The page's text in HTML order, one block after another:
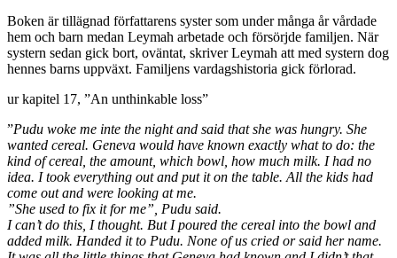
Boken är tillägnad författarens syster som under många år vårdade
hem och barn medan Leymah arbetade och försörjde familjen. När
systern sedan gick bort, oväntat, skriver Leymah att med systern dog
hennes barns uppväxt. Familjens vardagshistoria gick förlorad.
ur kapitel 17, ”An unthinkable loss”
”Pudu woke me inte the night and said that she was hungry. She
wanted cereal. Geneva would have known exactly what to do: the
kind of cereal, the amount, which bowl, how much milk. I had no
idea. I took everything out and put it on the table. All the kids had
come out and were looking at me.
”She used to fix it for me”, Pudu said.
I can’t do this, I thought. But I poured the cereal into the bowl and
added milk. Handed it to Pudu. None of us cried or said her name.